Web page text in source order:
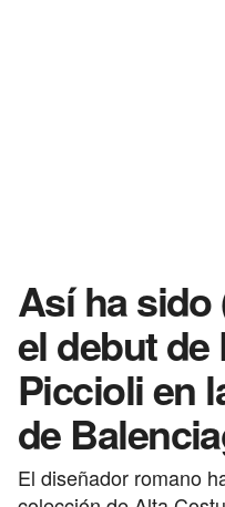
Así ha sido
el debut de
Piccioli en
de
El diseñador romano